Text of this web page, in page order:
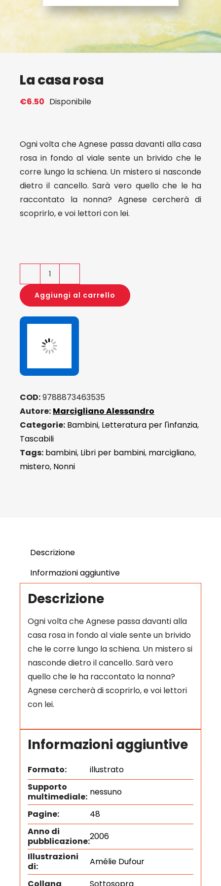
Eventi
La casa rosa
€6.50 Disponibile
Ogni volta che Agnese passa davanti alla casa
rosa in fondo al viale sente un brivido che le
corre lungo la schiena. Un mistero si nasconde
dietro il cancello. Sarà vero quello che le ha
raccontato la nonna? Agnese cercherà di
scoprirlo, e voi lettori con lei.
La
casa
rosa
quantità
Aggiungi al carrello
COD:9788873463535
Autore: Marcigliano Alessandro
Categorie: Bambini, Letteratura per l'infanzia,
Tascabili
Tags: bambini, Libri per bambini, marcigliano,
mistero, Nonni
Descrizione
Informazioni aggiuntive
Descrizione
Ogni volta che Agnese passa davanti alla
casa rosa in fondo al viale sente un brivido
che le corre lungo la schiena. Un mistero si
nasconde dietro il cancello. Sarà vero
quello che le ha raccontato la nonna?
Agnese cercherà di scoprirlo, e voi lettori
con lei.
Informazioni aggiuntive
Formato:
illustrato
Supporto
multimediale: nessuno
Pagine:
48
Anno di
pubblicazione:2006
Illustrazioni
di:
Amélie Dufour